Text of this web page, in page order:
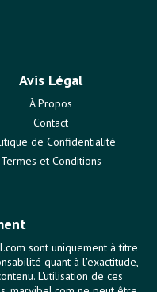
Avis Légal
À Propos
Contact
de Confidentialité
Termes et Conditions
sont uniquement à titre
quant à l'exactitude,
L'utilisation de ces